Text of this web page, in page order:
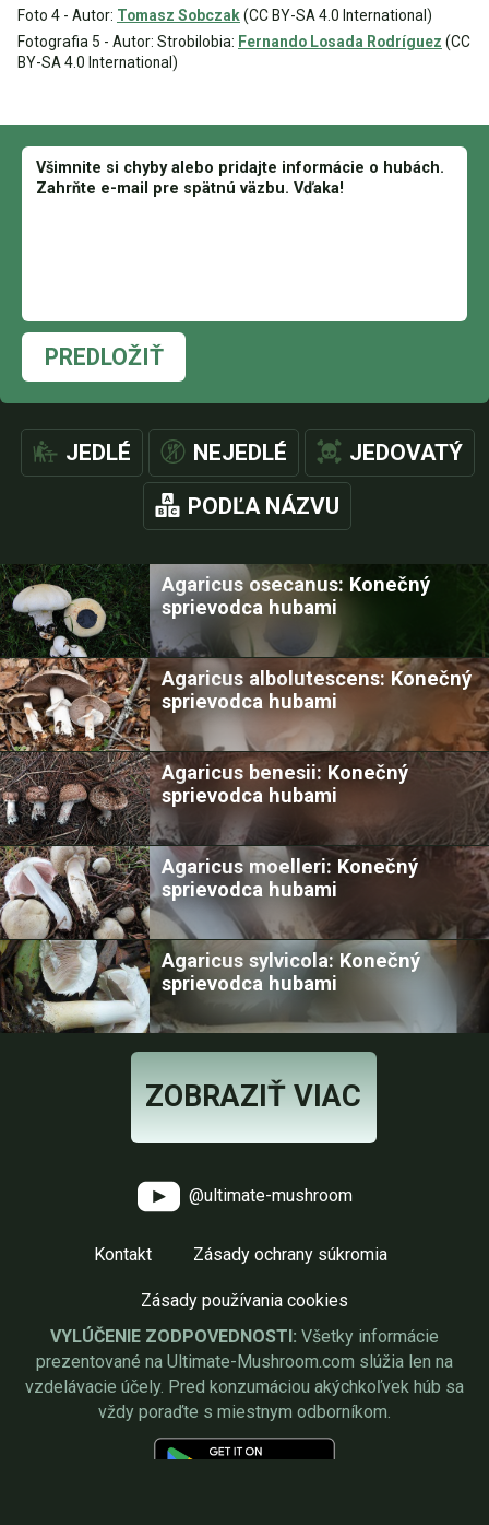
Foto 4 - Autor: Tomasz Sobczak(CC BY-SA 4.0 International)
Fotografia 5 - Autor: Strobilobia: Fernando Losada Rodríguez (CC
BY-SA 4.0 International)
PREDLOŽIŤ
JEDLÉ NEJEDLÉ JEDOVATÝ
PODĽA NÁZVU
Agaricus osecanus: Konečný
sprievodca hubami
Agaricus albolutescens: Konečný
sprievodca hubami
Agaricus benesii: Konečný
sprievodca hubami
Agaricus moelleri: Konečný
sprievodca hubami
Agaricus sylvicola: Konečný
sprievodca hubami
ZOBRAZIŤ VIAC
@ultimate-mushroom
Kontakt Zásady ochrany súkromia
Zásady používania cookies
VYLÚČENIE ZODPOVEDNOSTI: Všetky informácie
prezentované na Ultimate-Mushroom.com slúžia len na
vzdelávacie účely. Pred konzumáciou akýchkoľvek húb sa
vždy poraďte s miestnym odborníkom.